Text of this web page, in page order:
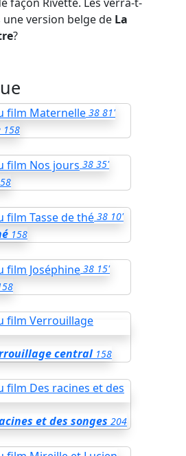
version belge de La
?
38 81'
158
38 35'
38 10'
158
38 15'
central 158
et des songes 204